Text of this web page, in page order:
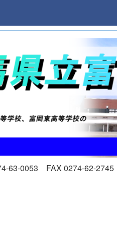
63-0053 FAX 0274-62-2745